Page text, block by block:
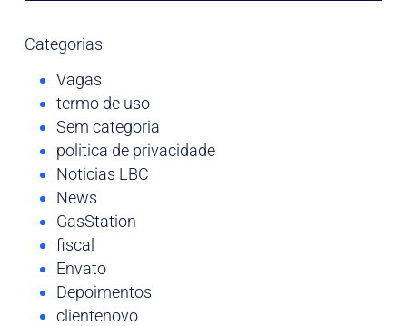
Categorias
Vagas
termo de uso
Sem categoria
politica de privacidade
Noticias LBC
News
GasStation
fiscal
Envato
Depoimentos
clientenovo